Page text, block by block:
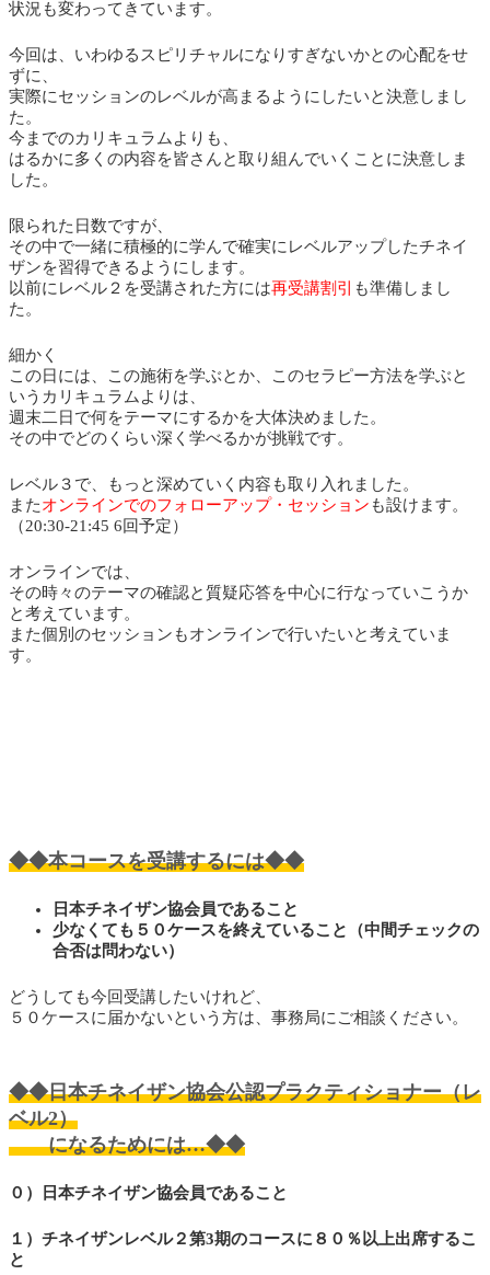
状況も変わってきています。
今回は、いわゆるスピリチャルになりすぎないかとの心配をせ
ずに、
実際にセッションのレベルが高まるようにしたいと決意しまし
た。
今までのカリキュラムよりも、
はるかに多くの内容を皆さんと取り組んでいくことに決意しま
した。
限られた日数ですが、
その中で一緒に積極的に学んで確実にレベルアップしたチネイ
ザンを習得できるようにします。
以前にレベル２を受講された方には再受講割引
も準備しまし
た。
細かく
この日には、この施術を学ぶとか、このセラピー方法を学ぶと
いうカリキュラムよりは、
週末二日で何をテーマにするかを大体決めました。
その中でどのくらい深く学べるかが挑戦です。
レベル３で、もっと深めていく内容も取り入れました。
またオンラインでのフォローアップ・セッション も設けます。
（20:30-21:45 6回予定）
オンラインでは、
その時々のテーマの確認と質疑応答を中心に行なっていこうか
と考えています。
また個別のセッションもオンラインで行いたいと考えていま
す。
◆◆本コースを受講するには◆◆
日本チネイザン協会員であること
少なくても５０ケースを終えていること（中間チェックの
合否は問わない）
どうしても今回受講したいけれど、
５０ケースに届かないという方は、事務局にご相談ください。
◆◆日本チネイザン協会公認プラクティショナー（レ
ベル2）
になるためには…◆◆
０）日本チネイザン協会員であること
１）チネイザンレベル２第3期のコースに８０％以上出席するこ
と